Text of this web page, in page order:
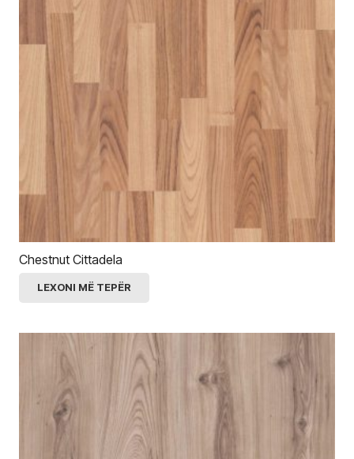
Chestnut Cittadela
LEXONI MË TEPËR